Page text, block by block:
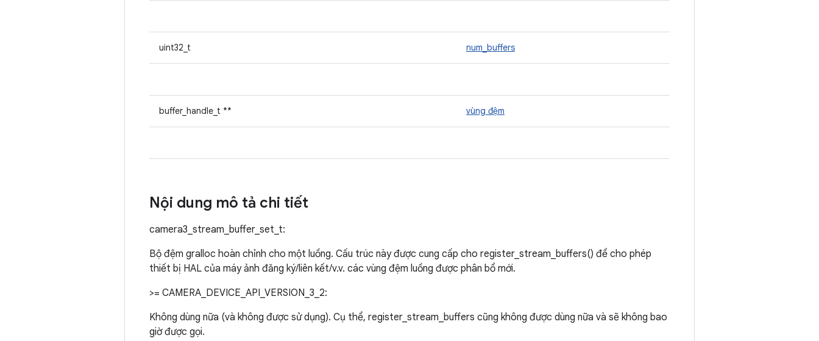
uint32_t num_buffers
buffer_handle_t ** vùng đệm
Nội dung mô tả chi tiết
camera3_stream_buffer_set_t:
Bộ đệm gralloc hoàn chỉnh cho một luồng. Cấu trúc này được cung cấp cho register_stream_buffers() để cho phép
thiết bị HAL của máy ảnh đăng ký/liên kết/v.v. các vùng đệm luồng được phân bổ mới.
>= CAMERA_DEVICE_API_VERSION_3_2:
Không dùng nữa (và không được sử dụng). Cụ thể, register_stream_buffers cũng không được dùng nữa và sẽ không bao
giờ được gọi.